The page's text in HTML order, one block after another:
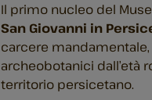
Il primo nucleo del
San Giovanni in
carcere
archeobotanici dall’età
territorio persicetano.